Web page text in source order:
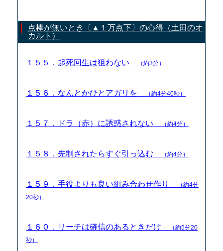
点棒が無いとき〔▲１万点下〕の心得（土田のオ
カルト）
１５５．起死回生は狙わない （約3分）
１５６．なんとかひとアガリを （約4分40秒）
１５７．ドラ（赤）に誘惑されない （約4分）
１５８．先制されたらすぐ引っ込む （約4分）
１５９．手役よりも良い組み合わせ作り
（約4分
20秒）
１６０．リーチは確信のあるときだけ
（約5分20
秒）